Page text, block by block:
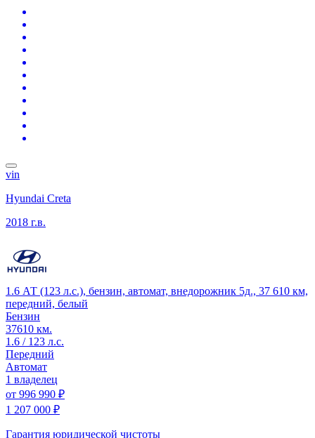
vin
Hyundai Creta
2018 г.в.
1.6 АТ (123 л.с.), бензин, автомат, внедорожник 5д., 37 610 км,
передний, белый
Бензин
37610 км.
1.6 / 123 л.с.
Передний
Автомат
1 владелец
от 996 990 ₽
1 207 000 ₽
Гарантия юридической чистоты